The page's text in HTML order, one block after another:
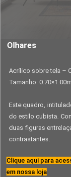
Olhares
Acrílico sobre tela –
Tamanho: 0.70×1.00m
Este quadro,
do estilo cubista.
duas figuras
contrastantes.
Clique aqui para
em nossa loja